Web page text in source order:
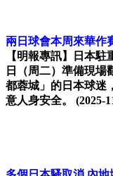
兩日球會本周來華作
【明報專訊】日本
日（周二）準備現場
都蓉城」的日本球迷
意人身安全。
(2025-